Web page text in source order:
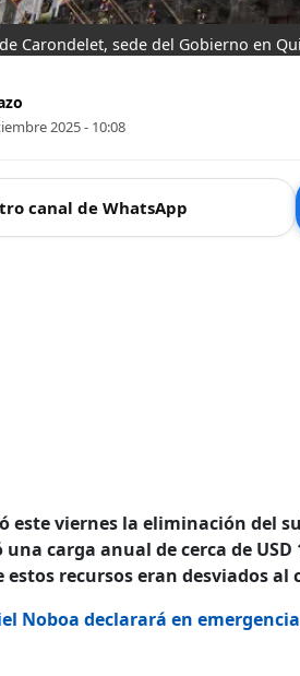
Carondelet, sede del Gobierno en
2025 - 10:08
canal de WhatsApp
este viernes la eliminación del
carga anual de cerca de
estos recursos eran desviados
Noboa declarará en